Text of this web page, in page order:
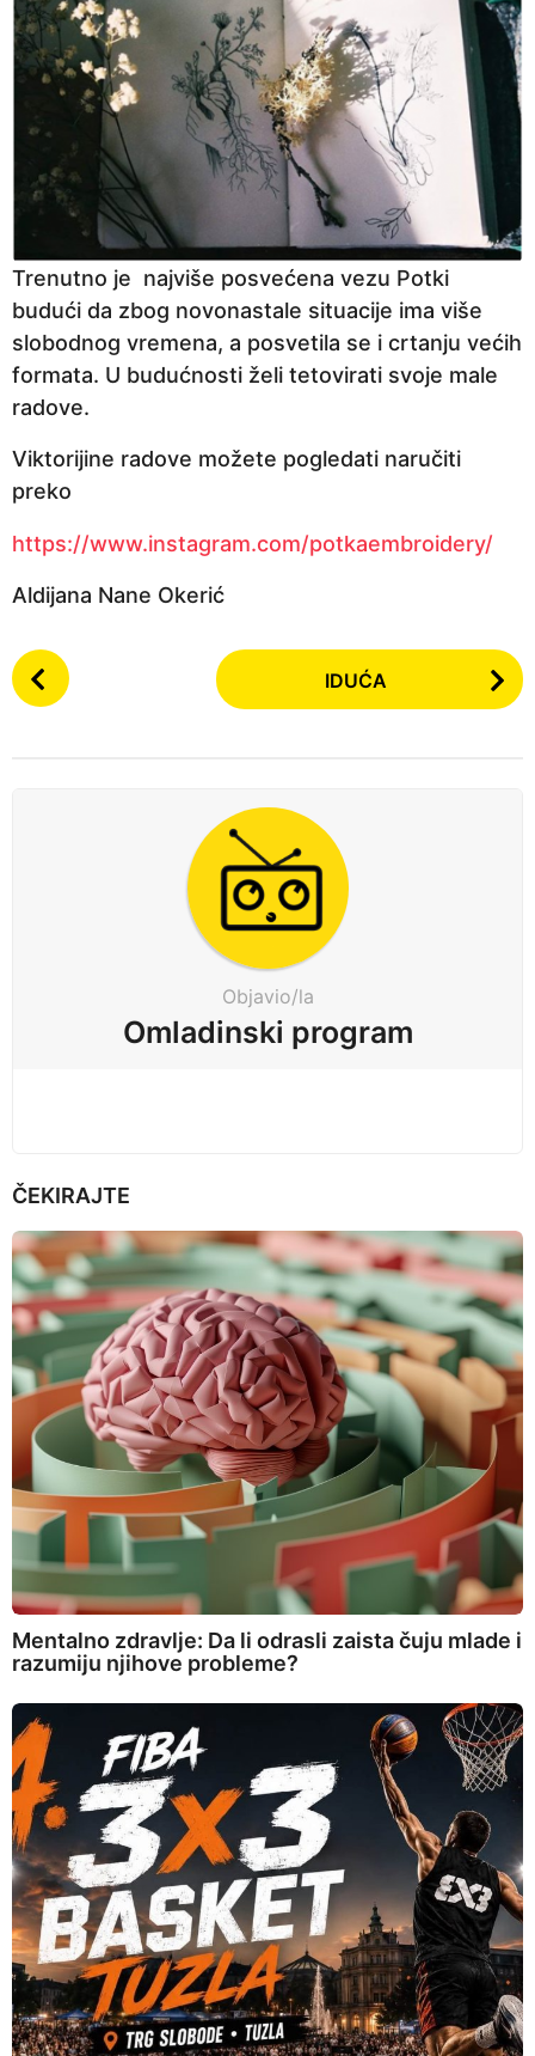
Trenutno je najviše posvećena vezu Potki
budući da zbog novonastale situacije ima više
slobodnog vremena, a posvetila se i crtanju većih
formata. U budućnosti želi tetovirati svoje male
radove.
Viktorijine radove možete pogledati naručiti
preko
https://www.instagram.com/potkaembroidery/
Aldijana Nane Okerić
P
o
IDUĆA
Objavio/la
Omladinski program
ČEKIRAJTE
Mentalno zdravlje: Da li odrasli zaista čuju mlade i
razumiju njihove probleme?